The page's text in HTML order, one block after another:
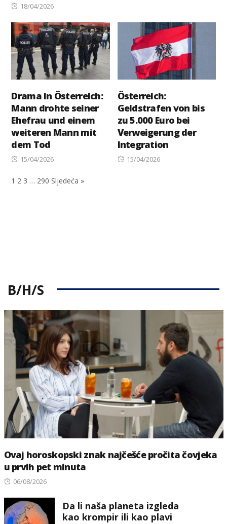
Posted
18/04/2026
Drama in Österreich:
Mann drohte seiner
Ehefrau und einem
weiteren Mann mit
dem Tod
Posted
15/04/2026
Österreich:
Geldstrafen von bis
zu 5.000 Euro bei
Verweigerung der
Integration
Posted
15/04/2026
1 2 3 … 290 Sljedeća »
B/H/S
Ovaj horoskopski znak najčešće pročita čovjeka
u prvih pet minuta
Posted
06/08/2026
Da li naša planeta izgleda
kao krompir ili kao plavi